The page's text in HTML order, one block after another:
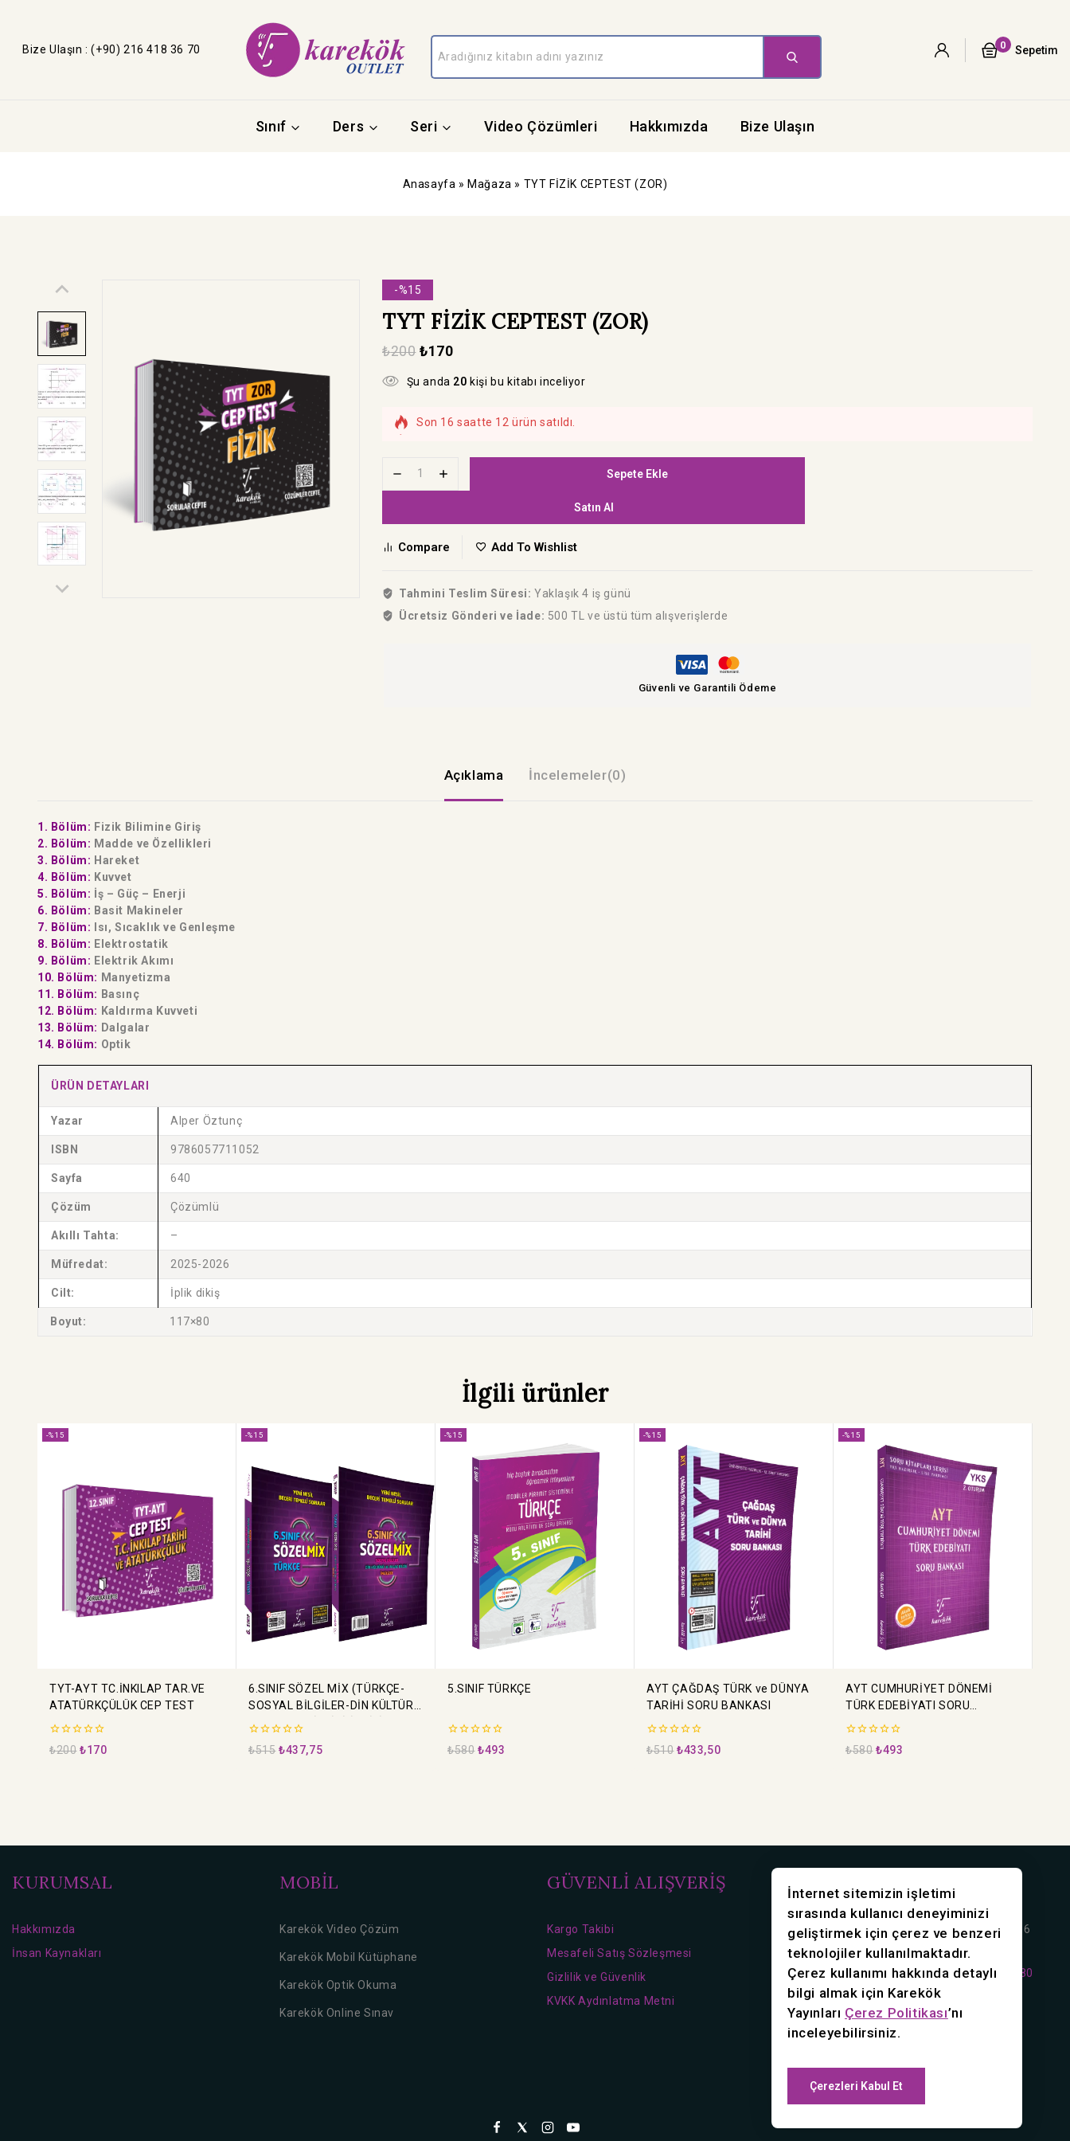
Bize Ulaşın : (+90) 216 418 36 70 0 Sepetim
Sınıf Ders Seri Video Çözümleri Hakkımızda Bize Ulaşın
Anasayfa »Mağaza » TYT FİZİK CEPTEST (ZOR)
-%15
TYT FİZİK CEPTEST (ZOR)
₺200 ₺170
Şu anda 20 kişi bu kitabı inceliyor
Son 16 saatte 12 ürün satıldı.
Sepete Ekle
Satın Al
Compare Add To Wishlist
Tahmini Teslim Süresi: Yaklaşık 4 iş günü
Ücretsiz Gönderi ve İade: 500 TL ve üstü tüm alışverişlerde
Güvenli ve Garantili Ödeme
Açıklama İncelemeler(0)
1. Bölüm: Fizik Bilimine Giriş
2. Bölüm: Madde ve Özellikleri
3. Bölüm: Hareket
4. Bölüm: Kuvvet
5. Bölüm: İş – Güç – Enerji
6. Bölüm: Basit Makineler
7. Bölüm: Isı, Sıcaklık ve Genleşme
8. Bölüm: Elektrostatik
9. Bölüm: Elektrik Akımı
10. Bölüm: Manyetizma
11. Bölüm: Basınç
12. Bölüm: Kaldırma Kuvveti
13. Bölüm: Dalgalar
14. Bölüm: Optik
ÜRÜN DETAYLARI
Yazar Alper Öztunç
ISBN 9786057711052
Sayfa 640
Çözüm Çözümlü
Akıllı Tahta: –
Müfredat: 2025-2026
Cilt: İplik dikiş
Boyut: 117×80
İlgili ürünler
-%15
TYT-AYT TC.İNKILAP TAR.VE
ATATÜRKÇÜLÜK CEP TEST
0
5
₺200 ₺170
-%15
6.SINIF SÖZEL MİX (TÜRKÇE-
SOSYAL BİLGİLER-DİN KÜLTÜRÜ
VE AHLAK BİLGİSİ-İNGİLİZCE)
0
5
₺515 ₺437,75
-%15
5.SINIF TÜRKÇE
0
5
₺580 ₺493
-%15
AYT ÇAĞDAŞ TÜRK ve DÜNYA
TARİHİ SORU BANKASI
0
5
₺510 ₺433,50
-%15
AYT CUMHURİYET DÖNEMİ
TÜRK EDEBİYATI SORU
BANKASI
0
5
₺580 ₺493
KURUMSAL
Hakkımızda
İnsan Kaynakları
MOBİL
Karekök Video Çözüm
Karekök Mobil Kütüphane
Karekök Optik Okuma
Karekök Online Sınav
GÜVENLİ ALIŞVERİŞ
Kargo Takibi
Mesafeli Satış Sözleşmesi
Gizlilik ve Güvenlik
KVKK Aydınlatma Metni
Rasimpaşa mah. Karakolhane Cd. No:16
Kadıköy/İstanbul
Telefon:0216 418 36 70 0216 418 36 80
Faks:0216 449 67 56
E-Posta:info@karekok.com.tr
İnternet sitemizin işletimi
sırasında kullanıcı deneyiminizi
geliştirmek için çerez ve benzeri
teknolojiler kullanılmaktadır.
Çerez kullanımı hakkında detaylı
bilgi almak için Karekök
Yayınları Çerez Politikası’nı
inceleyebilirsiniz.
Çerezleri Kabul Et